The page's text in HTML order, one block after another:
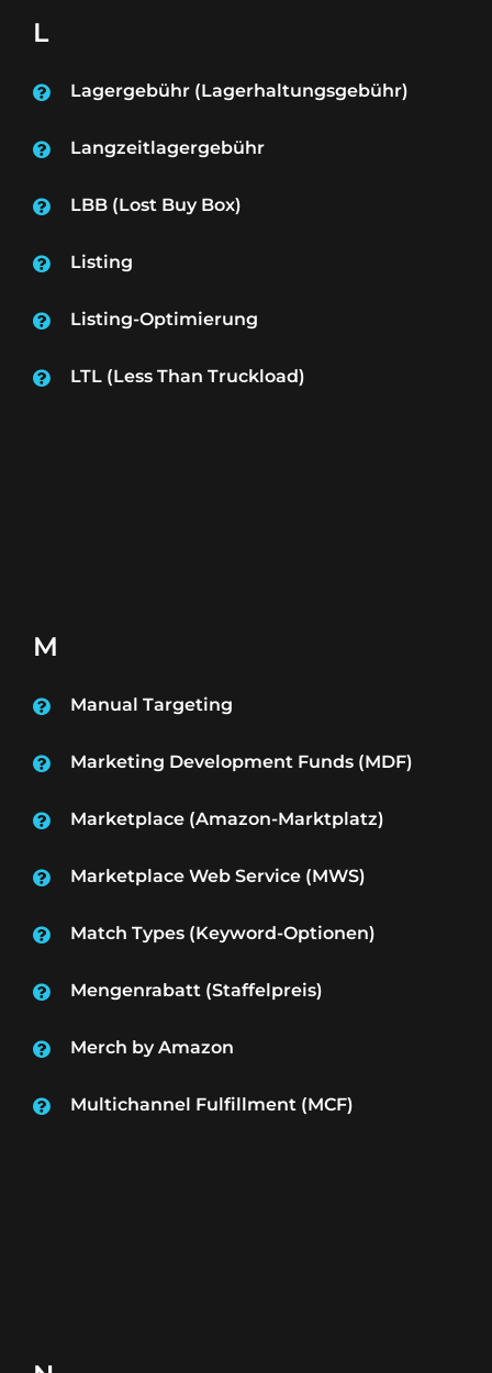
L
Lagergebühr (Lagerhaltungsgebühr)
Langzeitlagergebühr
LBB (Lost Buy Box)
Listing
Listing-Optimierung
LTL (Less Than Truckload)
M
Manual Targeting
Marketing Development Funds (MDF)
Marketplace (Amazon-Marktplatz)
Marketplace Web Service (MWS)
Match Types (Keyword-Optionen)
Mengenrabatt (Staffelpreis)
Merch by Amazon
Multichannel Fulfillment (MCF)